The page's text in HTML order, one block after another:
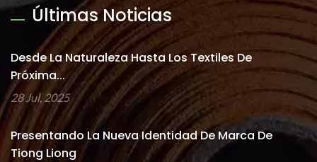
Últimas Noticias
Desde La Naturaleza Hasta Los Textiles De
Próxima...
28 Jul, 2025
Presentando La Nueva Identidad De Marca De
Tiong Liong